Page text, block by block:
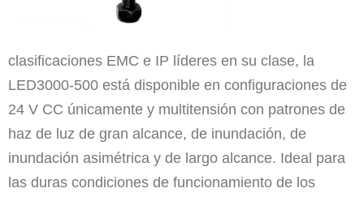
clasificaciones EMC e IP líderes en su clase, la
LED3000-500 está disponible en configuraciones de
24 V CC únicamente y multitensión con patrones de
haz de luz de gran alcance, de inundación, de
inundación asimétrica y de largo alcance. Ideal para
las duras condiciones de funcionamiento de los